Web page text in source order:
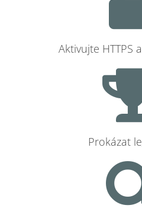
Aktivujte HTTPS
Prokázat